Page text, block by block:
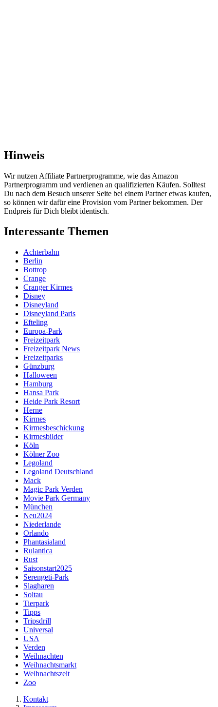
Hinweis
Wir nutzen Affiliate Partnerprogramme, wie das Amazon
Partnerprogramm und verdienen an qualifizierten Käufen. Solltest
Du nach dem Besuch unserer Seite bei einem Partner etwas kaufen,
so können wir dafür eine Provision vom Partner bekommen. Der
Endpreis für Dich bleibt identisch.
Interessante Themen
Achterbahn
Berlin
Bottrop
Crange
Cranger Kirmes
Disney
Disneyland
Disneyland Paris
Efteling
Europa-Park
Freizeitpark
Freizeitpark News
Freizeitparks
Günzburg
Halloween
Hamburg
Hansa Park
Heide Park Resort
Herne
Kirmes
Kirmesbeschickung
Kirmesbilder
Köln
Kölner Zoo
Legoland
Legoland Deutschland
Mack
Magic Park Verden
Movie Park Germany
München
Neu2024
Niederlande
Orlando
Phantasialand
Rulantica
Rust
Saisonstart2025
Serengeti-Park
Slagharen
Soltau
Tierpark
Tipps
Tripsdrill
Universal
USA
Verden
Weihnachten
Weihnachtsmarkt
Weihnachtszeit
Zoo
Kontakt